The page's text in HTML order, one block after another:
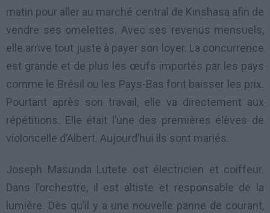
matin pour aller au marché central de Kinshasa afin de
vendre ses omelettes. Avec ses revenus mensuels,
elle arrive tout juste à payer son loyer. La concurrence
est grande et de plus les œufs importés par les pays
comme le Brésil ou les Pays-Bas font baisser les prix.
Pourtant après son travail, elle va directement aux
répétitions. Elle était l’une des premières élèves de
violoncelle d’Albert. Aujourd’hui ils sont mariés.
Joseph Masunda Lutete est électricien et coiffeur.
Dans l’orchestre, il est altiste et responsable de la
lumière. Dès qu’il y a une nouvelle panne de courant,